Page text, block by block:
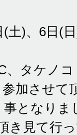
(土)、6日(
、タケノ
参加させ
となりま
き見て行